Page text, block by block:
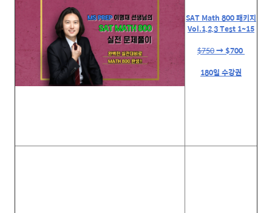
SAT Math 800 패키지
Vol.1,2,3 Test 1~15
$750→ $700
180일 수강권